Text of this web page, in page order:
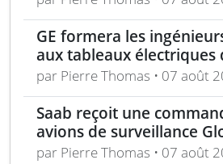
GE formera les
aux tableaux électriques
la classe Tide
par Pierre Thomas • 07 août
Saab reçoit une
avions de surveillance
Moyen-Orient
par Pierre Thomas • 07 août